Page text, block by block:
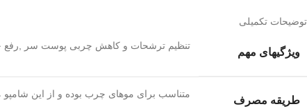
توضیحات تکمیلی
ویژگیهای مهم
تنظیم ترشحات و کاهش چربی پوست سر ,رفع
طریقه مصرف
متناسب برای موهای چرب بوده و از این شامپو